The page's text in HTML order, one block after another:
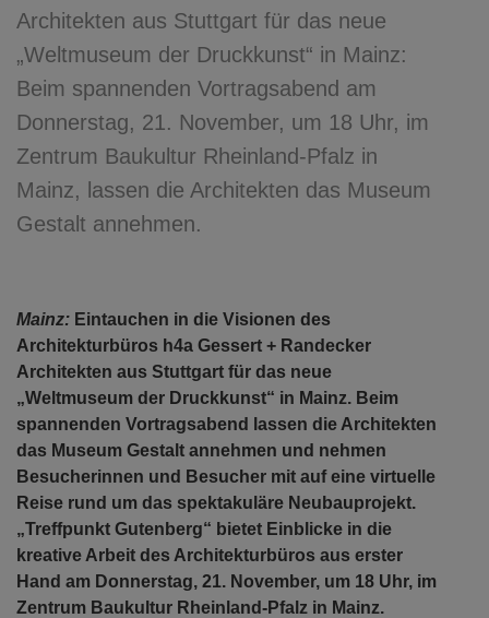
Architekten aus Stuttgart für das neue
„Weltmuseum der Druckkunst“ in Mainz:
Beim spannenden Vortragsabend am
Donnerstag, 21. November, um 18 Uhr, im
Zentrum Baukultur Rheinland-Pfalz in
Mainz, lassen die Architekten das Museum
Gestalt annehmen.
Mainz: Eintauchen in die Visionen des
Architekturbüros h4a Gessert + Randecker
Architekten aus Stuttgart für das neue
„Weltmuseum der Druckkunst“ in Mainz. Beim
spannenden Vortragsabend lassen die Architekten
das Museum Gestalt annehmen und nehmen
Besucherinnen und Besucher mit auf eine virtuelle
Reise rund um das spektakuläre Neubauprojekt.
„Treffpunkt Gutenberg“ bietet Einblicke in die
kreative Arbeit des Architekturbüros aus erster
Hand am Donnerstag, 21. November, um 18 Uhr, im
Zentrum Baukultur Rheinland-Pfalz in Mainz.